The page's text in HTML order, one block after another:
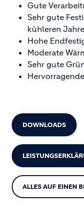
Gute
Sehr gute
kühleren
Hohe
Moderate
Sehr gute
DOWNLOADS
ALLES AUF EINEN